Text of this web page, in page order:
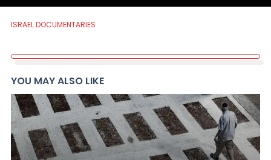
ISRAEL DOCUMENTARIES
YOU MAY ALSO LIKE